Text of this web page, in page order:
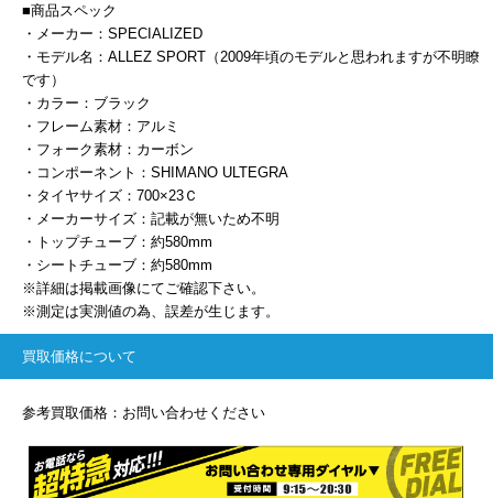
■商品スペック
・メーカー：SPECIALIZED
・モデル名：ALLEZ SPORT（2009年頃のモデルと思われますが不明瞭
です）
・カラー：ブラック
・フレーム素材：アルミ
・フォーク素材：カーボン
・コンポーネント：SHIMANO ULTEGRA
・タイヤサイズ：700×23Ｃ
・メーカーサイズ：記載が無いため不明
・トップチューブ：約580mm
・シートチューブ：約580mm
※詳細は掲載画像にてご確認下さい。
※測定は実測値の為、誤差が生じます。
買取価格について
参考買取価格：お問い合わせください